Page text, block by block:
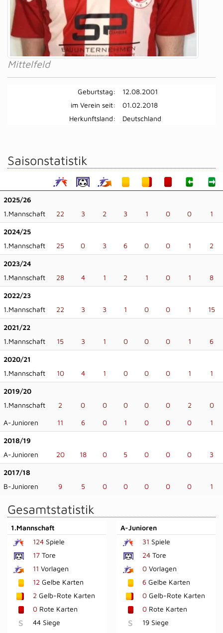
Mittelfeld
Geburtstag:
12.08.2001
im Verein seit:
01.02.2018
Herkunftsland:
Deutschland
Saisonstatistik
2025/26
1.Mannschaft
22 3 2 3 1 0 0 1
2024/25
1.Mannschaft
25 0 3 6 0 0 1 2
2023/24
1.Mannschaft
28 4 1 2 1 0 1 8
2022/23
1.Mannschaft
22 3 3 1 0 0 1 15
2021/22
1.Mannschaft
15 3 1 0 0 0 1 6
2020/21
1.Mannschaft
10 4 1 0 0 0 1 1
2019/20
1.Mannschaft
2 0 0 0 0 0 2 0
A-Junioren 11 6 0 1 0 0 0 1
2018/19
A-Junioren
20 18 0 5 0 0 0 3
2017/18
B-Junioren
9 5 0 0 0 0 0 1
Gesamtstatistik
1.Mannschaft
124 Spiele
17 Tore
11 Vorlagen
12 Gelbe Karten
2 Gelb-Rote Karten
0 Rote Karten
S 44 Siege
A-Junioren
31 Spiele
24Tore
0Vorlagen
6Gelbe Karten
0Gelb-Rote Karten
0Rote Karten
S 19 Siege